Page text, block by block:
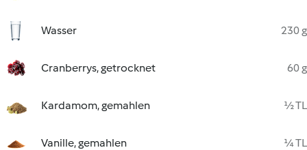
Wasser 230 g
Cranberrys, getrocknet 60 g
Kardamom, gemahlen ½ TL
Vanille, gemahlen ¼ TL